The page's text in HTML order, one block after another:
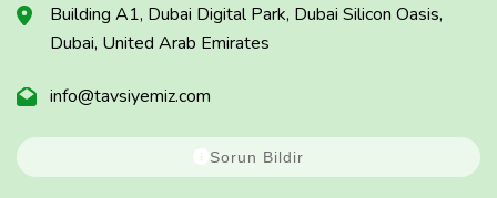
Building A1, Dubai Digital Park, Dubai Silicon Oasis,
Dubai, United Arab Emirates
info@tavsiyemiz.com
Sorun Bildir